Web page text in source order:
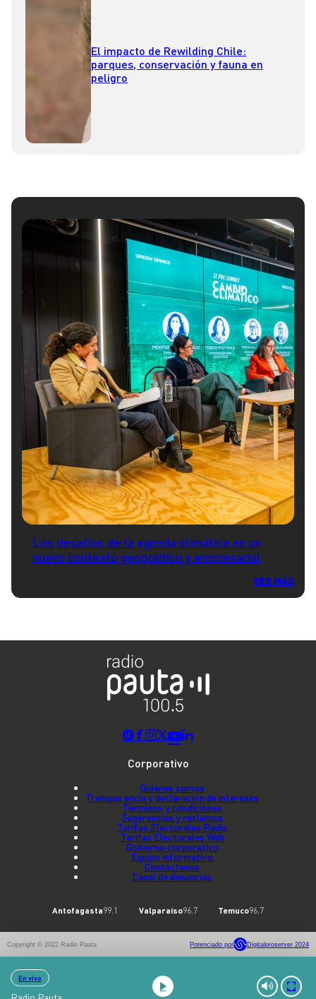
El impacto de Rewilding Chile:
parques, conservación y fauna en
peligro
Los desafíos de la agenda climática en un
nuevo contexto geopolítico y empresarial
VER MÁS
En vivo
Corporativo
Quienes somos
Transparencia y declaración de intereses
Términos y condiciones
Sugerencias y reclamos
Tarifas Electorales Radio
Tarifas Electorales Web
Gobierno corporativo
Equipo informativo
Contáctenos
Canal de denuncias
Antofagasta99.1 Valparaíso96.7 Temuco96.7
Copyright © 2022 Radio Pauta Potenciado por Digitalproserver 2024